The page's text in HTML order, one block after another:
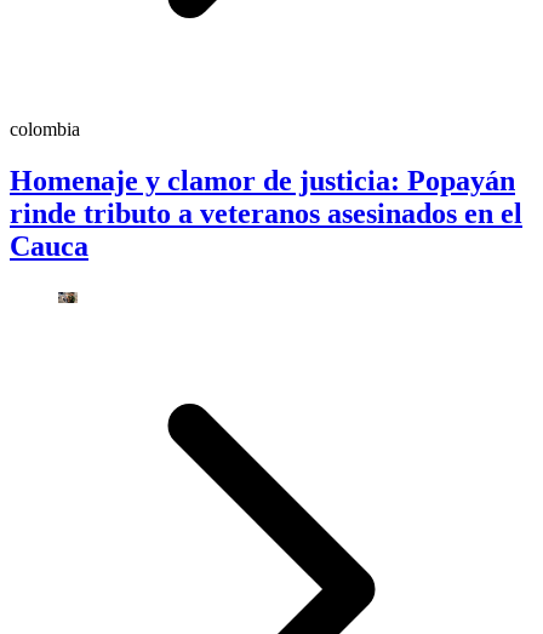
colombia
Homenaje y clamor de justicia: Popayán
rinde tributo a veteranos asesinados en el
Cauca